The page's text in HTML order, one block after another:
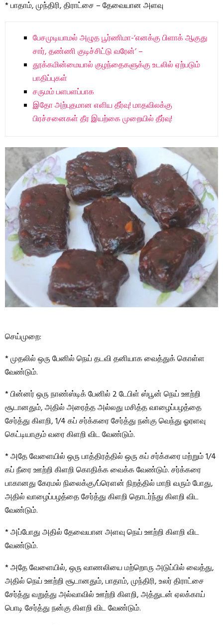
* பாதாம், முந்திரி, திராட்சை – தேவையான அளவு
பேசமுடியாமல் அழுத பூர்ணிமா-‘எனக்கு பிளாக் ஆகுது
சார், தண்ணி குடிச்சிட்டு வரேன்’ –
தூக்கமின்மையால் குழந்தைகளுக்கு உடலில் ஏற்படும்
பாதிப்புகள்
சருமம் பளபளப்பாக
இதோ அற்புதமான எளிய தீர்வு! மாதவிலக்கு
பிரச்சனைகள் தீர இயற்கை முறையில் தீர்வு!
செய்முறை:
* முதலில் ஒரு பேனில் நெய் தடவி தனியாக வைத்துக் கொள்ள
வேண்டும்.
* பின்னர் ஒரு நாண்ஸ்டிக் பேனில் 2 டேபிள் ஸ்பூன் நெய் ஊற்றி
சூடானதும், அதில் அரைத்த அல்லது மசித்த வாழைப்பழத்தை
சேர்த்து கிளறி, 1/4 கப் சர்க்கரை சேர்த்து நன்கு வெந்து ஓரளவு
கெட்டியாகும் வரை கிளறி விட வேண்டும்.
* அதே வேளையில் ஒரு பாத்திரத்தில் ஒரு கப் சர்க்கரை மற்றும் 1/4
கப் நீரை ஊற்றி கிளறி கொதிக்க வைக்க வேண்டும். சர்க்கரை
பாகானது கேரமல் நிலைக்கு/ப்ரௌன் நிறத்தில் மாறி வரும் போது,
அதில் வாழைப்பழத்தை சேர்த்து கிளறி தொடர்ந்து கிளறி விட
வேண்டும்.
* அப்போது அதில் தேவையான அளவு நெய் ஊற்றி கிளறி விட
வேண்டும்.
* அதே வேளையில், ஒரு வாணலியை மற்றொரு அடுப்பில் வைத்து,
அதில் நெய் ஊற்றி சூடானதும், பாதாம், முந்திரி, உலர் திராட்சை
சேர்த்து வறுத்து அல்வாவில் ஊற்றி கிளறி, அத்துடன் ஏலக்காய்
பொடி சேர்த்து நன்கு கிளறி விட வேண்டும்.